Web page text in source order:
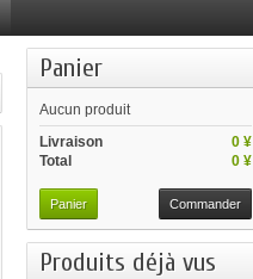
Panier
Aucun produit
0 ¥
Livraison
0 ¥
Total
Panier Commander
Produits déjà vus